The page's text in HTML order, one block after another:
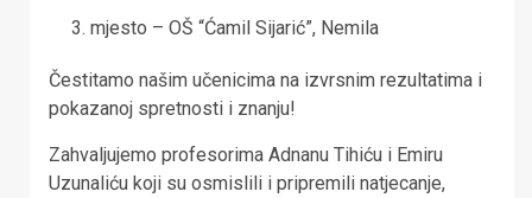
mjesto – OŠ “Ćamil Sijarić”, Nemila
Čestitamo našim učenicima na izvrsnim rezultatima i
pokazanoj spretnosti i znanju!
Zahvaljujemo profesorima Adnanu Tihiću i Emiru
Uzunaliću koji su osmislili i pripremili natjecanje,